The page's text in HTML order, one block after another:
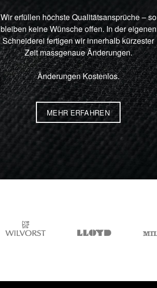
Wir erfüllen höchste Qualitätsansprüche – so
bleiben keine Wünsche offen. In der eigenen
Schneiderei fertigen wir innerhalb kürzester
Zeit massgenaue Änderungen.
Änderungen Kostenlos.
MEHR ERFAHREN